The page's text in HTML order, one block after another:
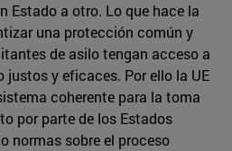
Estado a otro. Lo que hace la
una protección común y
de asilo tengan acceso a
justos y eficaces. Por ello la UE
coherente para la toma
por parte de los Estados
normas sobre el proceso